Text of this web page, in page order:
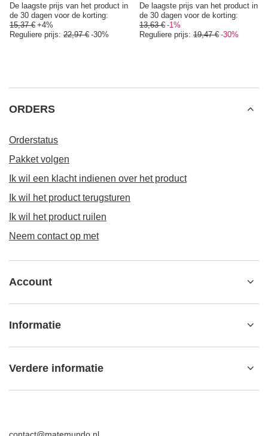
De laagste prijs van het product in
de 30 dagen voor de korting:
15,37 € +4%
Reguliere prijs: 22,97 € -30%
De laagste prijs van het product in
de 30 dagen voor de korting:
13,63 € -1%
Reguliere prijs: 19,47 € -30%
ORDERS
Orderstatus
Pakket volgen
Ik wil een klacht indienen over het product
Ik wil het product terugsturen
Ik wil het product ruilen
Neem contact op met
Account
Informatie
Verdere informatie
contact@matemundo.nl